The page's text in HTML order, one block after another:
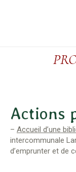
Actions
– Accueil d’une
intercommunale
d’emprunter et de